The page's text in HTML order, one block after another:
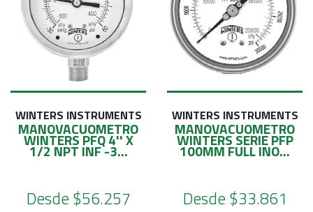
WINTERS INSTRUMENTS
MANOVACUOMETRO
WINTERS PFQ 4'' X
1/2 NPT INF -3...
Desde$56.257
WINTERS INSTRUMENTS
MANOVACUOMETRO
WINTERS SERIE PFP
100MM FULL INO...
Desde$33.861